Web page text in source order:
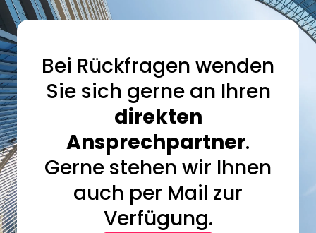
Bei Rückfragen wenden
Sie sich gerne an Ihren
direkten
Ansprechpartner.
Gerne stehen wir Ihnen
auch per Mail zur
Verfügung.